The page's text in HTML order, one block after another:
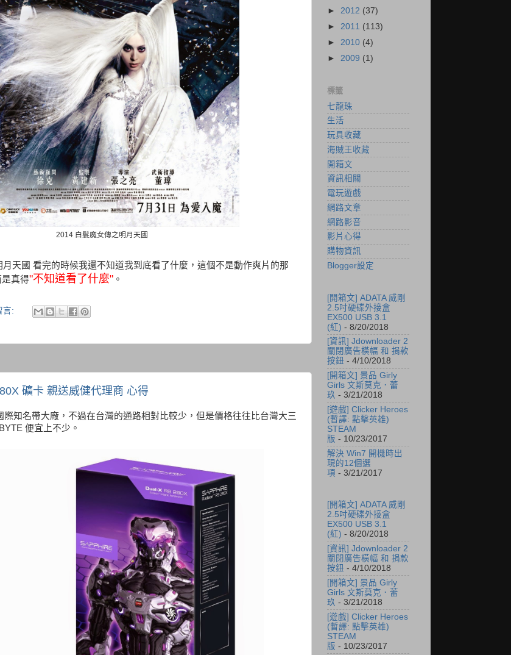
2014 白髮魔女傳之明月天國
月天國 看完的時候我還不知道我到底看了什麼，這個不是動作爽片的那
是真得"不知道看了什麼" 。
言:
礦卡 親送威健代理商 心得
際知名帶大廠，不過在台灣的通路相對比較少，但是價格往往比台灣大三
便宜上不少。
► 2012 (37)
► 2011 (113)
► 2010 (4)
► 2009 (1)
標籤
七龍珠
生活
玩具收藏
海賊王收藏
開箱文
資訊相關
電玩遊戲
網路文章
網路影音
影片心得
購物資訊
Blogger設定
[開箱文] ADATA 威剛
2.5吋硬碟外接盒
EX500 USB 3.1
(紅) - 8/20/2018
[資訊] Jdownloader 2
關閉廣告橫幅 和 捐款
按鈕 - 4/10/2018
[開箱文] 景品 Girly
Girls 文斯莫克．蕾
玖 - 3/21/2018
[遊戲] Clicker Heroes
(暫譯: 點擊英雄)
STEAM
版 - 10/23/2017
解決 Win7 開機時出
現的12個選
項 - 3/21/2017
[開箱文] ADATA 威剛
2.5吋硬碟外接盒
EX500 USB 3.1
(紅) - 8/20/2018
[資訊] Jdownloader 2
關閉廣告橫幅 和 捐款
按鈕 - 4/10/2018
[開箱文] 景品 Girly
Girls 文斯莫克．蕾
玖 - 3/21/2018
[遊戲] Clicker Heroes
(暫譯: 點擊英雄)
STEAM
版 - 10/23/2017